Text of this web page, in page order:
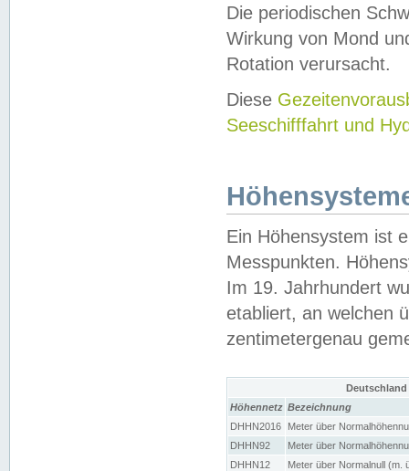
Die periodischen
Wirkung von Mond
Rotation verursacht.
Diese
Seeschifffahrt und
Ein Höhensystem ist
Messpunkten.
Im 19. Jahrhundert
etabliert, an welchen
zentimetergenau
Höhennetz Bezeichnung
DHHN2016
Meter über
DHHN92
Meter über
DHHN12
Meter über Normalnull (m.